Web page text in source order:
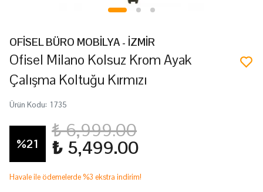
OFİSEL BÜRO MOBİLYA - İZMİR
Ofisel Milano Kolsuz Krom Ayak
Çalışma Koltuğu Kırmızı
Ürün Kodu: 1735
%21
₺ 6,999.00
₺ 5,499.00
Havale ile ödemelerde %3 ekstra indirim!